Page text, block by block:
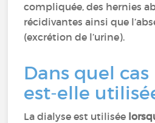
compliquée, des hernies
récidivantes ainsi que
(excrétion de l’urine).
Dans quel
est-elle
La dialyse est utilisée